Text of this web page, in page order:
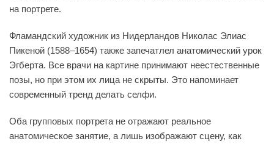
на портрете.
Фламандский художник из Нидерландов Николас Элиас
Пикеной (1588–1654) также запечатлел анатомический урок
Эгберта. Все врачи на картине принимают неестественные
позы, но при этом их лица не скрыты. Это напоминает
современный тренд делать селфи.
Оба групповых портрета не отражают реальное
анатомическое занятие, а лишь изображают сцену, как